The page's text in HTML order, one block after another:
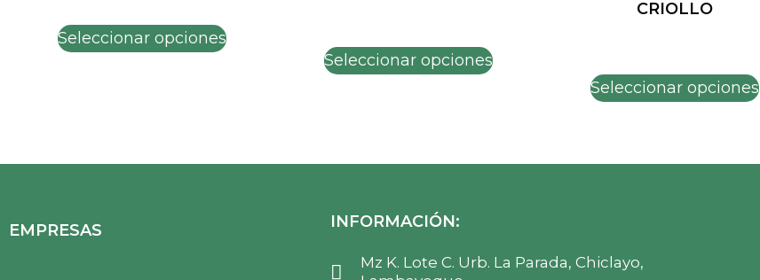
Seleccionar opciones
Seleccionar opciones
CRIOLLO
Seleccionar opciones
EMPRESAS INFORMACIÓN:
Mz K. Lote C. Urb. La Parada, Chiclayo,